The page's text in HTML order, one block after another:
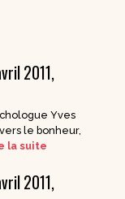
de2011,
Yves
le bonheur,
la suite
2011,